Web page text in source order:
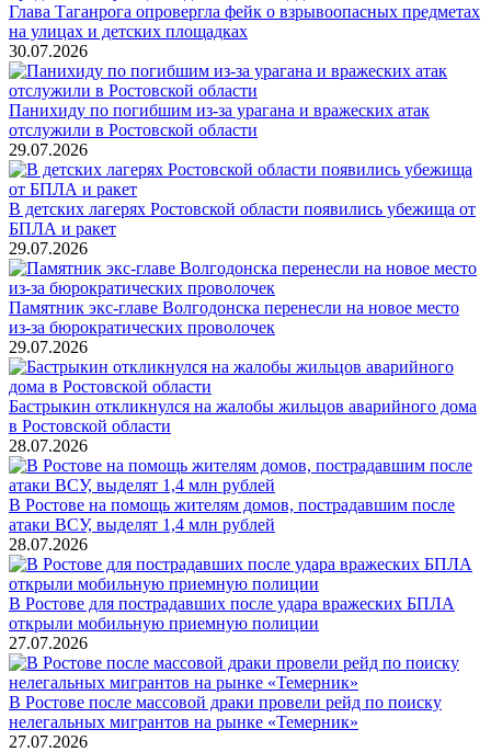
Глава Таганрога опровергла фейк о взрывоопасных предметах
на улицах и детских площадках
30.07.2026
Панихиду по погибшим из-за урагана и вражеских атак
отслужили в Ростовской области
29.07.2026
В детских лагерях Ростовской области появились убежища от
БПЛА и ракет
29.07.2026
Памятник экс-главе Волгодонска перенесли на новое место
из-за бюрократических проволочек
29.07.2026
Бастрыкин откликнулся на жалобы жильцов аварийного дома
в Ростовской области
28.07.2026
В Ростове на помощь жителям домов, пострадавшим после
атаки ВСУ, выделят 1,4 млн рублей
28.07.2026
В Ростове для пострадавших после удара вражеских БПЛА
открыли мобильную приемную полиции
27.07.2026
В Ростове после массовой драки провели рейд по поиску
нелегальных мигрантов на рынке «Темерник»
27.07.2026